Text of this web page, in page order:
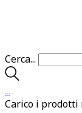
Cerca...
…
Carico i prodotti